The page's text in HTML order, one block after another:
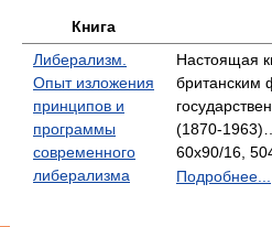
Книга
Либерализм.
Опыт изложения
принципов и
программы
современного
либерализма
Настоящая
британским
(1870-
60x90/16,
Подробнее...